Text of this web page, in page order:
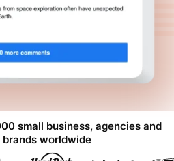
small business, agencies and
worldwide